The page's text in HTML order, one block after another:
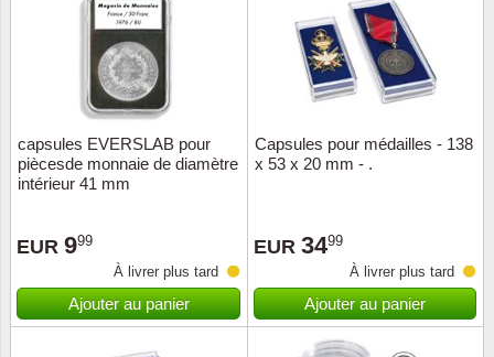
capsules EVERSLAB pour
piècesde monnaie de diamètre
intérieur 41 mm
EUR 999
À livrer plus tard
Ajouter au panier
Capsules pour médailles - 138
x 53 x 20 mm - .
EUR 3499
À livrer plus tard
Ajouter au panier
Malte